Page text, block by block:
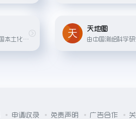
百度公司开发的中国本土化在线地图平台，提供驾车、公交、步行等出行方案，以及实时路况、周边搜索等服务。
天地图
申请收录 免责声明 广告合作